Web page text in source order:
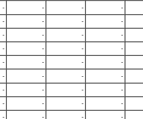
- - -
-
- - -
-
- - -
-
- - -
-
- - -
-
- - -
-
- - -
-
- - -
-
- - -
-